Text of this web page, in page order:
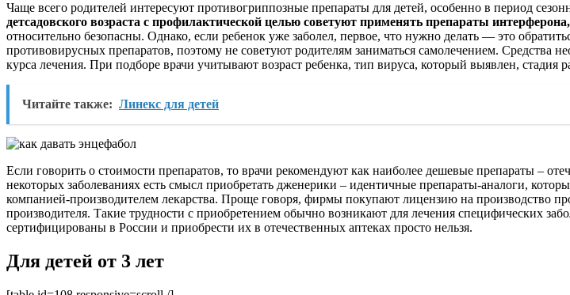
Чаще всего родителей интересуют противогриппозные препараты для детей, особенно в период
детсадовского возраста с профилактической целью советуют применять препараты
относительно безопасны. Однако, если ребенок уже заболел, первое, что нужно делать — это
противовирусных препаратов, поэтому не советуют родителям заниматься самолечением. Средства
курса лечения. При подборе врачи учитывают возраст ребенка, тип вируса, который выявлен, стадия
Читайте также: Линекс для детей
Если говорить о стоимости препаратов, то врачи рекомендуют как наиболее дешевые препараты –
некоторых заболеваниях есть смысл приобретать дженерики – идентичные препараты-аналоги,
компанией-производителем лекарства. Проще говоря, фирмы покупают лицензию на производство
производителя. Такие трудности с приобретением обычно возникают для лечения специфических
сертифицированы в России и приобрести их в отечественных аптеках просто нельзя.
Для детей от 3 лет